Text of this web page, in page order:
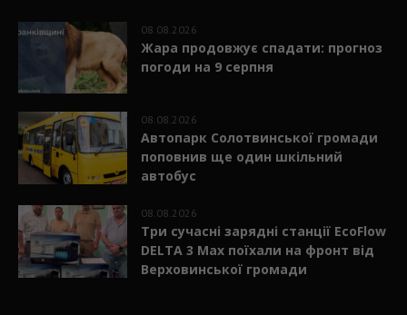
08.08.2026
Жара продовжує спадати: прогноз
погоди на 9 серпня
08.08.2026
Автопарк Солотвинської громади
поповнив ще один шкільний
автобус
08.08.2026
Три сучасні зарядні станції EcoFlow
DELTA 3 Max поїхали на фронт від
Верховинської громади